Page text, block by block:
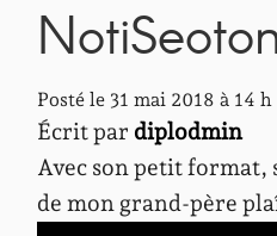
Posté le 31 mai 2018 à 14
Écrit par diplodmin
Avec son petit format,
de mon grand-père